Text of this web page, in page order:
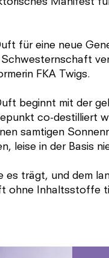
Manifest
für eine neue
FKA Twigs.
beginnt mit der
co-destilliert
samtigen
leise in der Basis
es trägt, und dem
ohne Inhaltsstoffe